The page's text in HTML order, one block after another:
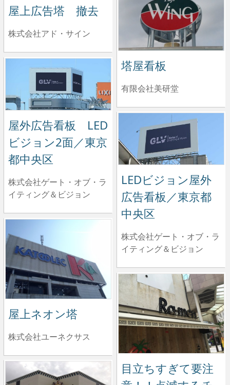
屋上広告塔 撤去
株式会社アド・サイン
塔屋看板
有限会社美研堂
屋外広告看板 LED
ビジョン2面／東京
都中央区
株式会社ゲート・オブ・ラ
イティング＆ビジョン
LEDビジョン屋外
広告看板／東京都
中央区
株式会社ゲート・オブ・ラ
イティング＆ビジョン
屋上ネオン塔
株式会社ユーネクサス
目立ちすぎて要注